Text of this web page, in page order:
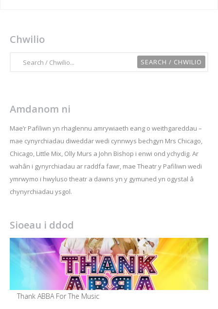
Chwilio
Amdanom ni
Mae’r Pafiliwn yn rhaglennu amrywiaeth eang o weithgareddau –
mae cynyrchiadau diweddar wedi cynnwys bechgyn Mrs Chicago,
Chicago, Little Mix, Olly Murs a John Bishop i enwi ond ychydig. Ar
wahân i gynyrchiadau ar raddfa fawr, mae Theatr y Pafiliwn wedi
ymrwymo i hwyluso theatr a dawns yn y gymuned yn ogystal â
chynyrchiadau ysgol.
Sioeau i ddod
Thank ABBA For The Music